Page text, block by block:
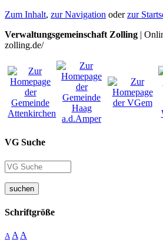
Zum Inhalt, zur Navigation oderzur
Verwaltungsgemeinschaft Zolling |
zolling.de/
VG Suche
suchen
Schriftgröße
A A A